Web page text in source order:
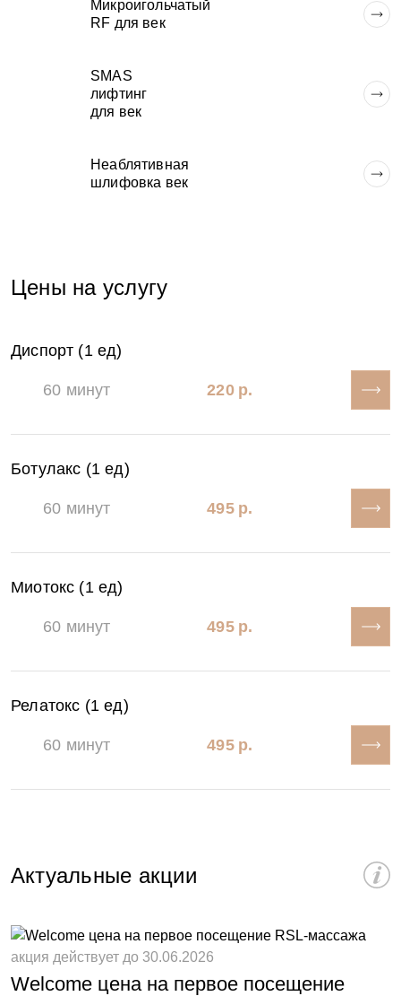
Микроигольчатый
RF для век
SMAS
лифтинг
для век
Неаблятивная
шлифовка век
Цены на услугу
Диспорт (1 ед)
60 минут 220 р.
Ботулакс (1 ед)
60 минут 495 р.
Миотокс (1 ед)
60 минут 495 р.
Релатокс (1 ед)
60 минут 495 р.
Актуальные акции
акция действует до 30.06.2026
Welcome цена на первое посещение